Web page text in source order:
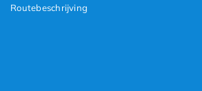
Routebeschrijving